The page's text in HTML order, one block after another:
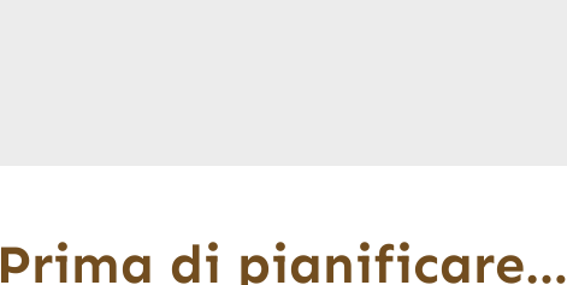
Prima di pianificare…